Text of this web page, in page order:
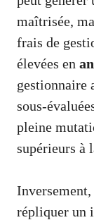
maîtrisée,
frais de
élevées en
gestionnaire
sous-
pleine
supérieurs à
Inversement,
répliquer un